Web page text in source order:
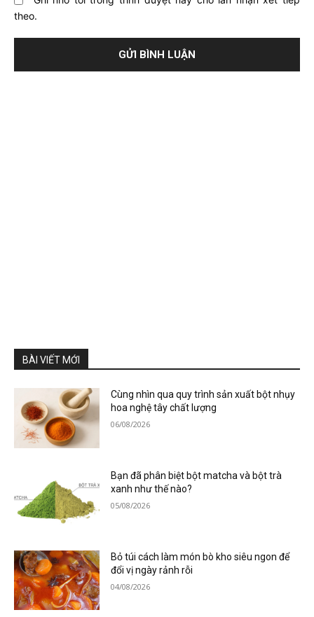
theo.
BÀI VIẾT MỚI
Cùng nhìn qua quy trình sản xuất bột nhụy
hoa nghệ tây chất lượng
06/08/2026
Bạn đã phân biệt bột matcha và bột trà
xanh như thế nào?
05/08/2026
Bỏ túi cách làm món bò kho siêu ngon để
đổi vị ngày rảnh rỗi
04/08/2026